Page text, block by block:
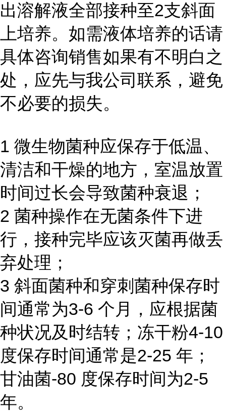
出溶解液全部接种至2支斜面
上培养。如需液体培养的话请
具体咨询销售如果有不明白之
处，应先与我公司联系，避免
不必要的损失。
1 微生物菌种应保存于低温、
清洁和干燥的地方，室温放置
时间过长会导致菌种衰退；
2 菌种操作在无菌条件下进
行，接种完毕应该灭菌再做丢
弃处理；
3 斜面菌种和穿刺菌种保存时
间通常为3-6 个月，应根据菌
种状况及时结转；冻干粉4-10
度保存时间通常是2-25 年；
甘油菌-80 度保存时间为2-5
年。